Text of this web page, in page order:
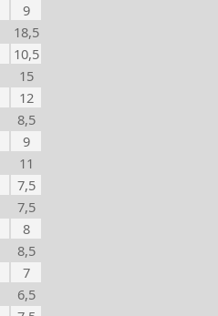
9
18,5
10,5
15
12
8,5
9
11
7,5
7,5
8
8,5
7
6,5